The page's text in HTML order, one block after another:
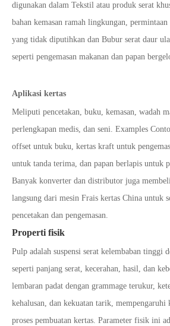
digunakan dalam Tekstil atau produk serat
bahan kemasan ramah lingkungan,
yang tidak diputihkan dan Bubur serat daur
seperti pengemasan makanan dan papan
Aplikasi kertas
Meliputi pencetakan, buku, kemasan, wadah
perlengkapan medis, dan seni. Examples
offset untuk buku, kertas kraft untuk
untuk tanda terima, dan papan berlapis untuk
Banyak konverter dan distributor juga
langsung dari mesin Frais kertas China untuk
pencetakan dan pengemasan.
Properti fisik
Pulp adalah suspensi serat kelembaban tinggi
seperti panjang serat, kecerahan, hasil, dan
lembaran padat dengan grammage terukur,
kehalusan, dan kekuatan tarik, mempengaruhi
proses pembuatan kertas. Parameter fisik ini